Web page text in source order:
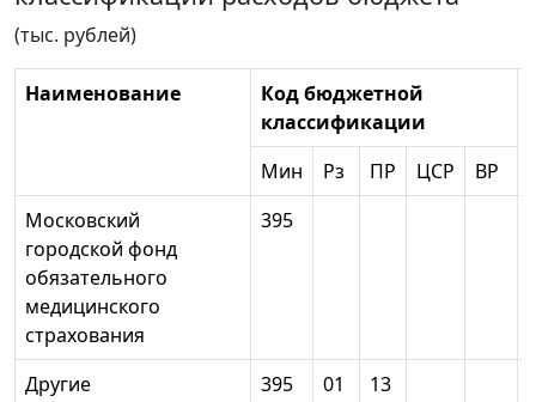
(тыс. рублей)
Наименование
Код бюджетной
классификации
Мин
Рз ПР ЦСР
ВР
Московский
городской фонд
обязательного
медицинского
страхования
395
Другие
395 01 13